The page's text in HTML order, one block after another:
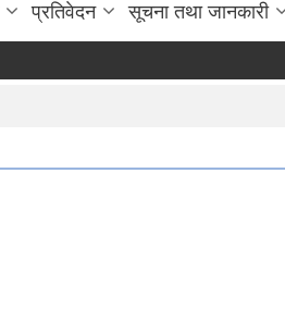
प्रतिवेदन सूचना तथा जानकारी